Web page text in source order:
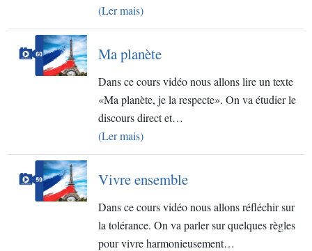
(Ler mais)
Ma planète
​Dans ce cours vidéo nous allons lire un texte
«Ma planète, je la respecte». On va étudier le
discours direct et…
(Ler mais)
Vivre ensemble​
Dans ce cours vidéo nous allons réfléchir sur
la tolérance. On va parler sur quelques règles
pour vivre harmonieusement…